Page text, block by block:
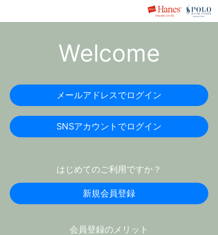
Welcome
メールアドレスでログイン
SNSアカウントでログイン
はじめてのご利用ですか？
新規会員登録
会員登録のメリット